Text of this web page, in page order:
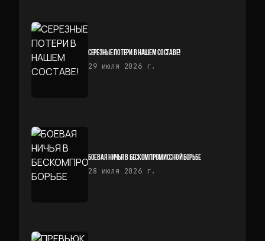
СЕРЕЗНЫЕ ПОТЕРИ В НАШЕМ СОСТАВЕ!
29 июля 2026 г.
БОЕВАЯ НИЧЬЯ В БЕСКОМПРОМИССНОЙ БОРЬБЕ
28 июля 2026 г.